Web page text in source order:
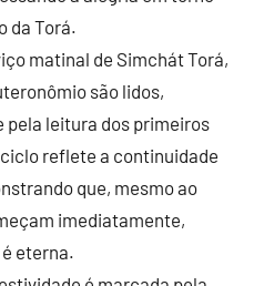
da Torá.
matinal de Simchát Torá,
são lidos,
leitura dos primeiros
reflete a continuidade
que, mesmo ao
imediatamente,
eterna.